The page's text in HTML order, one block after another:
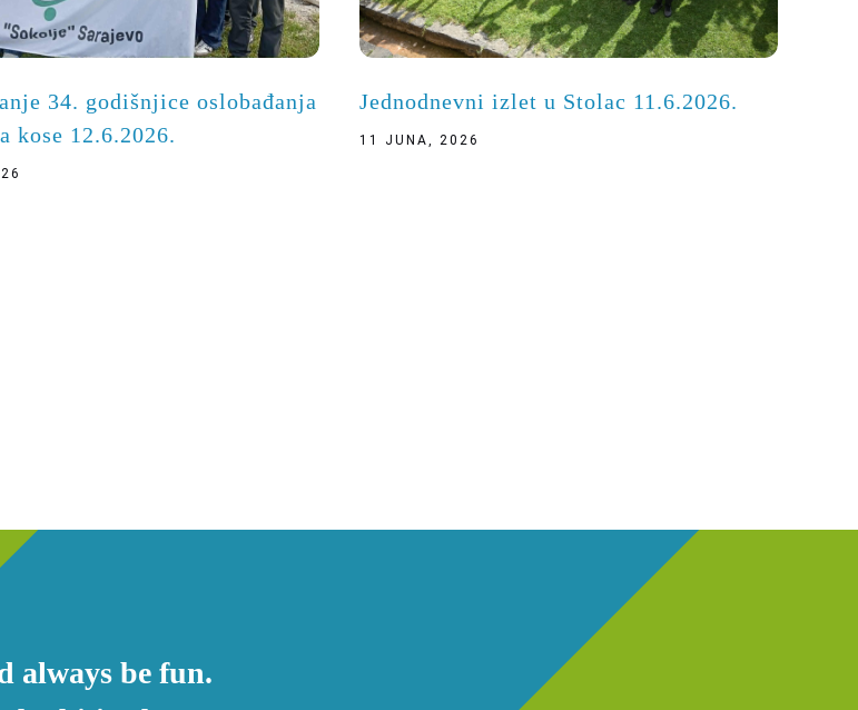
34. godišnjice oslobađanja
kose 12.6.2026.
Jednodnevni izlet u Stolac 11.6.2026.
11 JUNA, 2026
always be fun.